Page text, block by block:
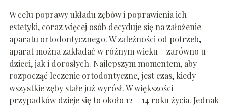
W celu poprawy układu zębów i poprawienia ich
estetyki, coraz więcej osób decyduje się na założenie
aparatu ortodontycznego. W zależności od potrzeb,
aparat można zakładać w różnym wieku – zarówno u
dzieci, jak i dorosłych. Najlepszym momentem, aby
rozpocząć leczenie ortodontyczne, jest czas, kiedy
wszystkie zęby stałe już wyrósł. W większości
przypadków dzieje się to około 12 – 14 roku życia. Jednak